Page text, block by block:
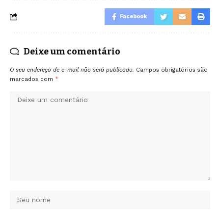
Facebook
Deixe um comentário
O seu endereço de e-mail não será publicado. Campos obrigatórios são
marcados com *